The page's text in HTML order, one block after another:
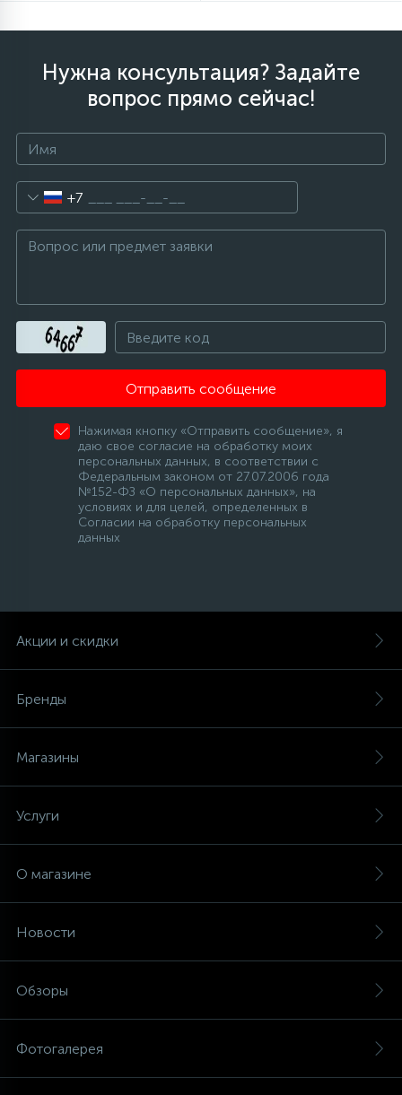
Нужна консультация? Задайте
вопрос прямо сейчас!
+7
Отправить сообщение
Нажимая кнопку «Отправить сообщение», я
даю свое согласие на обработку моих
персональных данных, в соответствии с
Федеральным законом от 27.07.2006 года
№152-ФЗ «О персональных данных», на
условиях и для целей, определенных в
Согласии на обработку персональных
данных
Акции и скидки
Бренды
Магазины
Услуги
О магазине
Новости
Обзоры
Фотогалерея